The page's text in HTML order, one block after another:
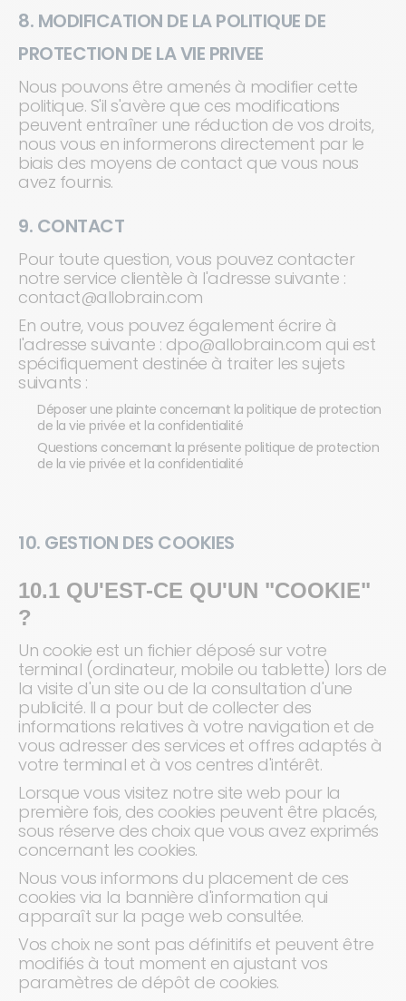
8. MODIFICATION DE LA POLITIQUE DE
PROTECTION DE LA VIE PRIVEE
Nous pouvons être amenés à modifier cette
politique. S'il s'avère que ces modifications
peuvent entraîner une réduction de vos droits,
nous vous en informerons directement par le
biais des moyens de contact que vous nous
avez fournis.
9. CONTACT
Pour toute question, vous pouvez contacter
notre service clientèle à l'adresse suivante :
contact@allobrain.com
En outre, vous pouvez également écrire à
l'adresse suivante : dpo@allobrain.com qui est
spécifiquement destinée à traiter les sujets
suivants :
Déposer une plainte concernant la politique de protection
de la vie privée et la confidentialité
Questions concernant la présente politique de protection
de la vie privée et la confidentialité
10. GESTION DES COOKIES
10.1 QU'EST-CE QU'UN "COOKIE"
?
Un cookie est un fichier déposé sur votre
terminal (ordinateur, mobile ou tablette) lors de
la visite d'un site ou de la consultation d'une
publicité. Il a pour but de collecter des
informations relatives à votre navigation et de
vous adresser des services et offres adaptés à
votre terminal et à vos centres d'intérêt.
Lorsque vous visitez notre site web pour la
première fois, des cookies peuvent être placés,
sous réserve des choix que vous avez exprimés
concernant les cookies.
Nous vous informons du placement de ces
cookies via la bannière d'information qui
apparaît sur la page web consultée.
Vos choix ne sont pas définitifs et peuvent être
modifiés à tout moment en ajustant vos
paramètres de dépôt de cookies.